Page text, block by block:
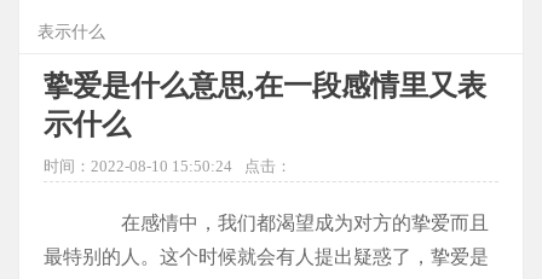
表示什么
挚爱是什么意思,在一段感情里又表
示什么
时间：2022-08-10 15:50:24 点击：
在感情中，我们都渴望成为对方的挚爱而且
最特别的人。这个时候就会有人提出疑惑了，挚爱是